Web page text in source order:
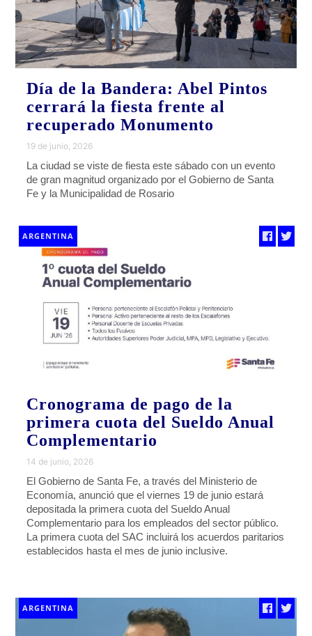
Día de la Bandera: Abel Pintos
cerrará la fiesta frente al
recuperado Monumento
19 de junio, 2026
La ciudad se viste de fiesta este sábado con un evento
de gran magnitud organizado por el Gobierno de Santa
Fe y la Municipalidad de Rosario
ARGENTINA
Cronograma de pago de la
primera cuota del Sueldo Anual
Complementario
14 de junio, 2026
El Gobierno de Santa Fe, a través del Ministerio de
Economía, anunció que el viernes 19 de junio estará
depositada la primera cuota del Sueldo Anual
Complementario para los empleados del sector público.
La primera cuota del SAC incluirá los acuerdos paritarios
establecidos hasta el mes de junio inclusive.
ARGENTINA